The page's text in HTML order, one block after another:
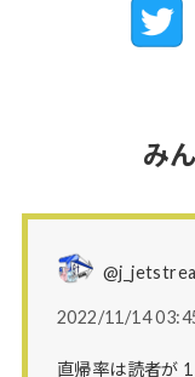
み
2022/11/14
直帰率は読者が